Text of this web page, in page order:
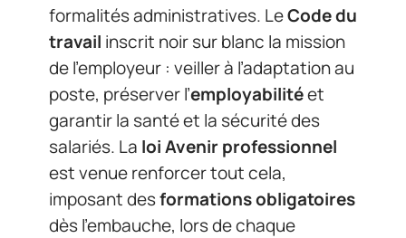
formalités administratives. LeCode du
travail inscrit noir sur blanc la mission
de l’employeur : veiller à l’adaptation au
poste, préserver l’employabilitéet
garantir la santé et la sécurité des
salariés. La loi Avenir professionnel
est venue renforcer tout cela,
imposant desformations obligatoires
dès l’embauche, lors de chaque